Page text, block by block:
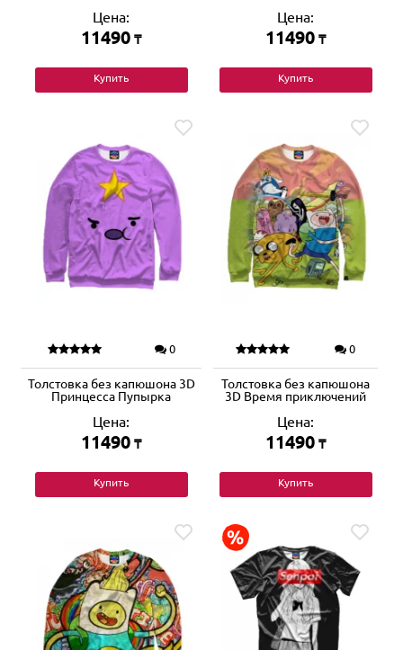
Цена:
11490 ₸
Купить
Цена:
11490 ₸
Купить
0
Толстовка без капюшона 3D
Принцесса Пупырка
Цена:
11490 ₸
Купить
0
Толстовка без капюшона
3D Время приключений
Цена:
11490 ₸
Купить